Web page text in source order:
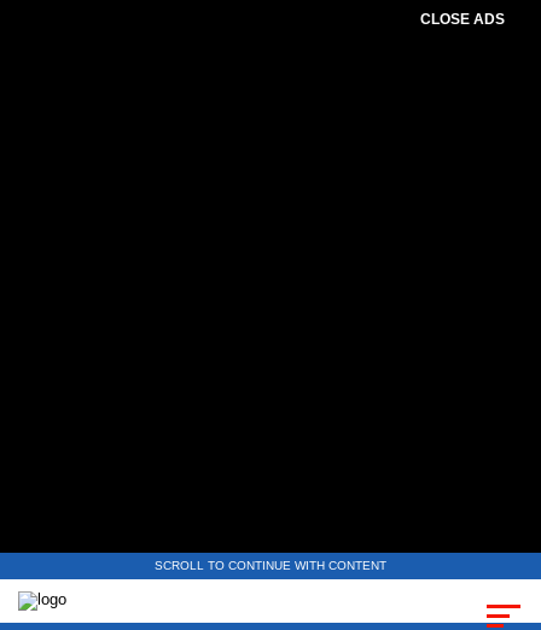
CLOSE ADS
SCROLL TO CONTINUE WITH CONTENT